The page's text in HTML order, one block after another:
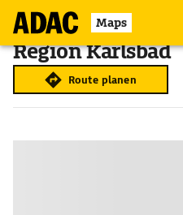
Maps
Region Karlsbad
Route planen